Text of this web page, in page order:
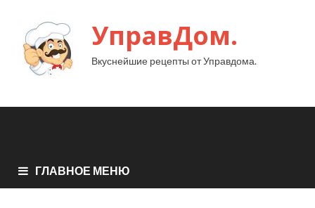
УправДом.
Вкуснейшие рецепты от Управдома.
ГЛАВНОЕ МЕНЮ